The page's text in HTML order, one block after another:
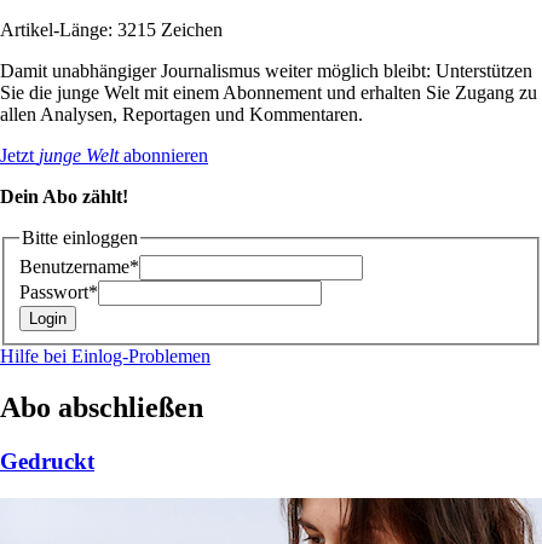
Artikel-Länge: 3215 Zeichen
Damit unabhängiger Journalismus weiter möglich bleibt: Unterstützen
Sie die junge Welt mit einem Abonnement und erhalten Sie Zugang zu
allen Analysen, Reportagen und Kommentaren.
Jetzt junge Weltabonnieren
Dein Abo zählt!
Bitte einloggen
Benutzername*
Passwort*
Hilfe bei Einlog-Problemen
Abo abschließen
Gedruckt